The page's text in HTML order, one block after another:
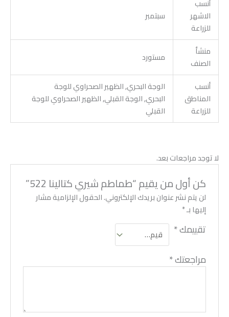
أنسب
الاشهر
للزراعة
سبتمبر
منشأ
الصنف
مستورد
أنسب
المناطق
للزراعة
الوجة البحري, الظهير الصحراوي للوجة
البحري, الوجة القبلي, الظهير الصحراوي للوجة
القبلي
لا توجد مراجعات بعد.
كن أول من يقيم “طماطم شيري كتالينا 522”
لن يتم نشر عنوان بريدك الإلكتروني.الحقول الإلزامية مشار
إليها بـ*
تقييمك*
مراجعتك*